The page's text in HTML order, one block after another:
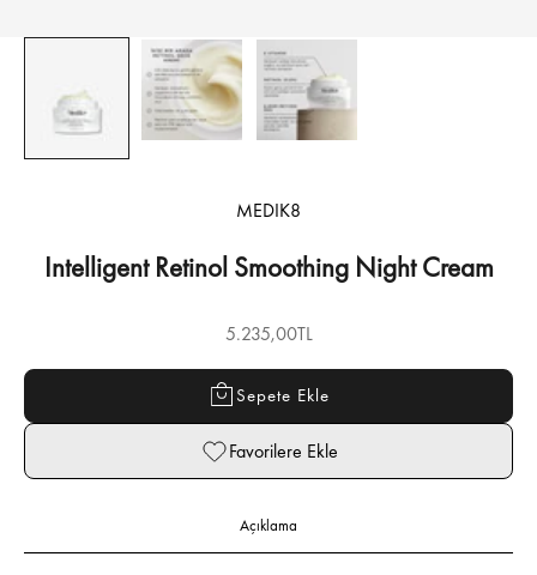
MEDIK8
Intelligent Retinol Smoothing Night Cream
İndirimli fiyat
5.235,00TL
Sepete Ekle
Favorilere Ekle
Açıklama